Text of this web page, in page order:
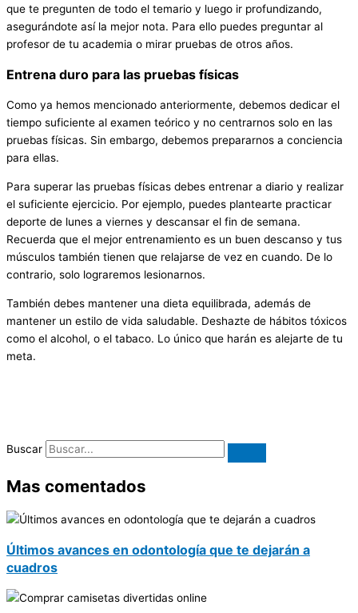
que te pregunten de todo el temario y luego ir profundizando,
asegurándote así la mejor nota. Para ello puedes preguntar al
profesor de tu academia o mirar pruebas de otros años.
Entrena duro para las pruebas físicas
Como ya hemos mencionado anteriormente, debemos dedicar el
tiempo suficiente al examen teórico y no centrarnos solo en las
pruebas físicas. Sin embargo, debemos prepararnos a conciencia
para ellas.
Para superar las pruebas físicas debes entrenar a diario y realizar
el suficiente ejercicio. Por ejemplo, puedes plantearte practicar
deporte de lunes a viernes y descansar el fin de semana.
Recuerda que el mejor entrenamiento es un buen descanso y tus
músculos también tienen que relajarse de vez en cuando. De lo
contrario, solo lograremos lesionarnos.
También debes mantener una dieta equilibrada, además de
mantener un estilo de vida saludable. Deshazte de hábitos tóxicos
como el alcohol, o el tabaco. Lo único que harán es alejarte de tu
meta.
Buscar
Mas comentados
Últimos avances en odontología que te dejarán a
cuadros